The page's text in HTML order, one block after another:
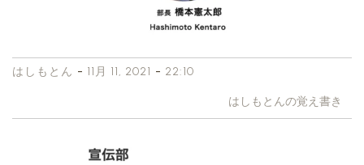
はしもとん - 11月 11, 2021 - 22:10
はしもとんの覚え書き